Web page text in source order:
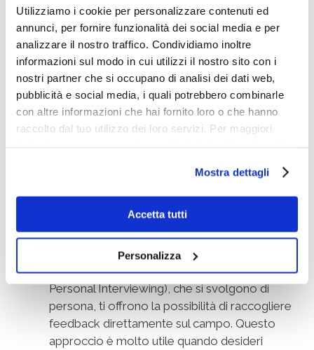
Utilizziamo i cookie per personalizzare contenuti ed
annunci, per fornire funzionalità dei social media e per
analizzare il nostro traffico. Condividiamo inoltre
informazioni sul modo in cui utilizzi il nostro sito con i
nostri partner che si occupano di analisi dei dati web,
pubblicità e social media, i quali potrebbero combinarle
con altre informazioni che hai fornito loro o che hanno
raccolto dal tuo utilizzo dei loro servizi. Per maggiori
Mostra dettagli
Accetta tutti
Personalizza
Web Interviewing), ad esempio, si svolgono
online e ti permettono di raggiungere un
ampio numero di persone in modo rapido ed
economico. Questo approccio è perfetto se
vuoi ottenere risposte da una vasta audience
e se il tuo prodotto o servizio si rivolge a
clienti digitali.
Leinterviste CATI(Computer-Assisted
eccellente se desideri una conversazione più
telefonico, potrai porre domande più
dettagliate e approfondire le risposte in
tempo reale, oltre a risolvere eventuali dubbi
o incomprensioni.
Leinterviste CAPI(Computer-Assisted
Personal Interviewing), che si svolgono di
persona, ti offrono la possibilità di raccogliere
feedback direttamente sul campo. Questo
approccio è molto utile quando desideri